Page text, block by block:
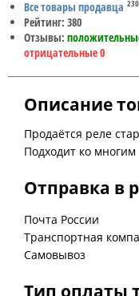
Все товары продавца
Рейтинг: 380
Отзывы:
отрицательные 0
Описание
Продаётся реле
Подходит ко
Отправка в
Почта России
Транспортная
Самовывоз
Тип оплаты